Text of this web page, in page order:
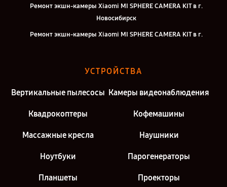
Ремонт экшн-камеры Xiaomi MI SPHERE CAMERA KIT в г.
Новосибирск
Ремонт экшн-камеры Xiaomi MI SPHERE CAMERA KIT в г.
Екатеринбург
Ремонт экшн-камеры Xiaomi MI SPHERE CAMERA KIT в г. Москва
УСТРОЙСТВА
Вертикальные пылесосы Камеры видеонаблюдения
Квадрокоптеры Кофемашины
Массажные кресла Наушники
Ноутбуки Парогенераторы
Планшеты Проекторы